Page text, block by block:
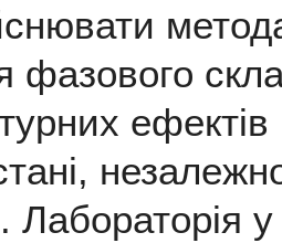
фазового
у